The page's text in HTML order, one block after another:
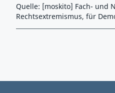
Quelle: [moskito] Fach- und
Rechtsextremismus, für